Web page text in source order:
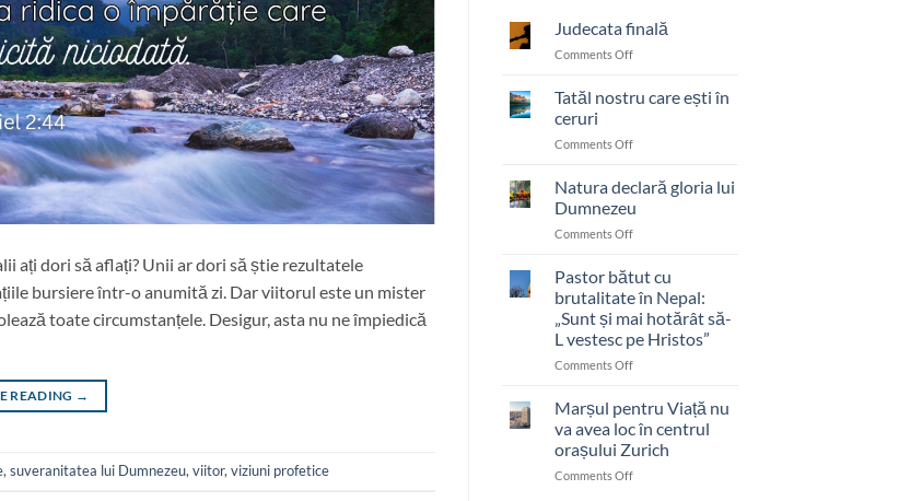
ați dori să aflați? Unii ar dori să știe rezultatele
bursiere într-o anumită zi. Dar viitorul este un mister
toate circumstanțele. Desigur, asta nu ne împiedică
READING →
, suveranitatea lui Dumnezeu, viitor, viziuni profetice
Judecata finală
Comments Offon
Tatăl nostru care ești în
ceruri
Comments Offon
nostru
care
ești
în
Natura declară gloria lui
Dumnezeu
Comments Offon
declară
gloria
lui
Dumnezeu
Pastor bătut cu
brutalitate în Nepal:
„Sunt și mai hotărât să-
L vestesc pe Hristos”
Comments Offon
bătut
cu
brutalitate
în
Nepal:
Marșul pentru Viață nu
va avea loc în centrul
orașului Zurich
Comments Offon